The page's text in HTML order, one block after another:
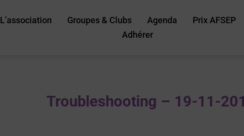
L’association Groupes & Clubs Agenda Prix AFSEP
Adhérer
Troubleshooting – 19-11-